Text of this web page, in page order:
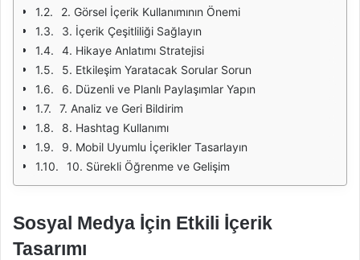
2. Görsel İçerik Kullanımının Önemi
3. İçerik Çeşitliliği Sağlayın
4. Hikaye Anlatımı Stratejisi
5. Etkileşim Yaratacak Sorular Sorun
6. Düzenli ve Planlı Paylaşımlar Yapın
7. Analiz ve Geri Bildirim
8. Hashtag Kullanımı
9. Mobil Uyumlu İçerikler Tasarlayın
10. Sürekli Öğrenme ve Gelişim
Sosyal Medya İçin Etkili İçerik
Tasarımı